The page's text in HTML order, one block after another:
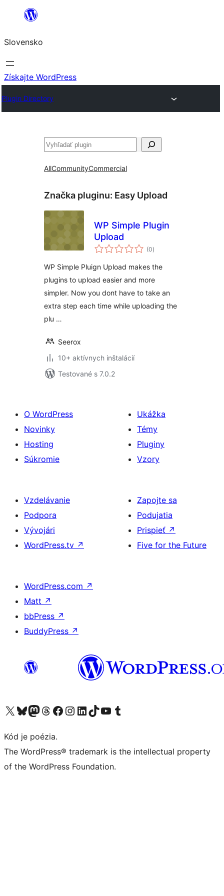
Prejsť
obsah
Slovensko
Získajte WordPress
Plugin Directory
Hľadať
AllCommunityCommercial
Značka pluginu: Easy Upload
WP Simple Plugin
Upload
(0celkové
hodnotenie
)
WP Simple Pluign Upload makes the
plugins to upload easier and more
simpler. Now you dont have to take an
extra step each time while uploading the
plu …
Seerox
10+ aktívnych inštalácií
Testované s 7.0.2
O WordPress
Novinky
Hosting
Súkromie
Ukážka
Témy
Pluginy
Vzory
Vzdelávanie
Podpora
Vývojári
WordPress.tv ↗
Zapojte sa
Podujatia
Prispieť ↗
Five for the Future
WordPress.com ↗
Matt ↗
bbPress ↗
BuddyPress ↗
Navštívte náš účet na X (predtým Twitter)
Navštívte náš účet na platforme Bluesky
Navštívte náš účet na Mastodone
Navštívte náš účet na platforme Threads
Navštívte našu stránku na Facebooku
Navštívte náš účet Instagram
Navštívte náš účet LinkedIn
Navštívte náš účet na platforme TikTok
Navštívte náš kanál YouTube
Navštívte náš účet na platforme Tumblr
Kód je poézia.
The WordPress® trademark is the intellectual property
of the WordPress Foundation.